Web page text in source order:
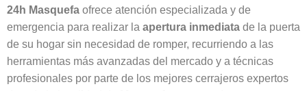
24h Masquefa ofrece atención especializada y de
emergencia para realizar la apertura inmediata de la puerta
de su hogar sin necesidad de romper, recurriendo a las
herramientas más avanzadas del mercado y a técnicas
profesionales por parte de los mejores cerrajeros expertos